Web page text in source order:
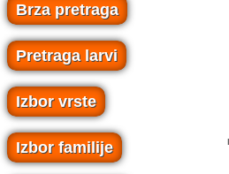
Brza pretraga
Pretraga larvi
Izbor vrste
Izbor familije